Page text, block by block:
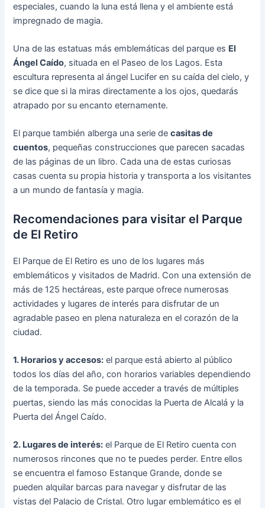
especiales, cuando la luna está llena y el ambiente está
impregnado de magia.
Una de las estatuas más emblemáticas del parque es El
Ángel Caído, situada en el Paseo de los Lagos. Esta
escultura representa al ángel Lucifer en su caída del cielo, y
se dice que si la miras directamente a los ojos, quedarás
atrapado por su encanto eternamente.
El parque también alberga una serie decasitas de
cuentos, pequeñas construcciones que parecen sacadas
de las páginas de un libro. Cada una de estas curiosas
casas cuenta su propia historia y transporta a los visitantes
a un mundo de fantasía y magia.
Recomendaciones para visitar el Parque
de El Retiro
El Parque de El Retiro es uno de los lugares más
emblemáticos y visitados de Madrid. Con una extensión de
más de 125 hectáreas, este parque ofrece numerosas
actividades y lugares de interés para disfrutar de un
agradable paseo en plena naturaleza en el corazón de la
ciudad.
1. Horarios y accesos: el parque está abierto al público
todos los días del año, con horarios variables dependiendo
de la temporada. Se puede acceder a través de múltiples
puertas, siendo las más conocidas la Puerta de Alcalá y la
Puerta del Ángel Caído.
2. Lugares de interés: el Parque de El Retiro cuenta con
numerosos rincones que no te puedes perder. Entre ellos
se encuentra el famoso Estanque Grande, donde se
pueden alquilar barcas para navegar y disfrutar de las
vistas del Palacio de Cristal. Otro lugar emblemático es el